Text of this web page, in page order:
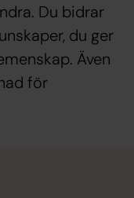
Du bidrar
du ger
Även
för